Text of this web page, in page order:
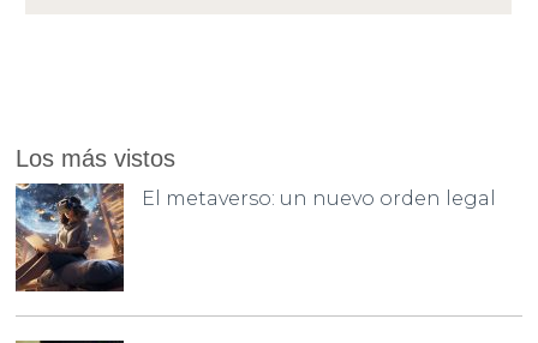
Los más vistos
El metaverso: un nuevo orden legal